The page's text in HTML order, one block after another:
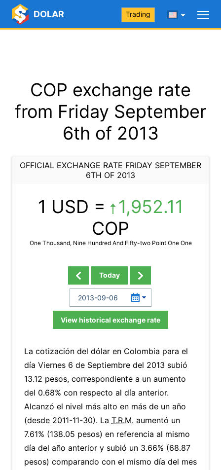
DOLAR Trading
COP exchange rate
from Friday September
6th of 2013
OFFICIAL EXCHANGE RATE FRIDAY SEPTEMBER
6TH OF 2013
1 USD =
1,952.11
COP
One Thousand, Nine Hundred And Fifty-two Point One One
Today
View historical exchange rate
La cotización del dólar en Colombia para el
día Viernes 6 de Septiembre del 2013 subió
13.12 pesos, correspondiente a un aumento
del 0.68% con respecto al día anterior.
Alcanzó el nivel más alto en más de un año
(desde 2011-11-30). La T.R.M. aumentó un
7.61% (138.05 pesos) en referencia al mismo
día del año anterior y subió un 3.66% (68.87
pesos) comparando con el mismo día del mes